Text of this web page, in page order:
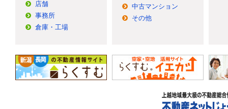
店舗
事務所
倉庫・工場
中古マンション
その他